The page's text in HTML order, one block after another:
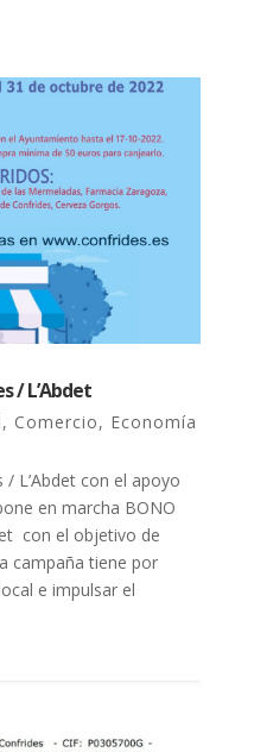
/ L’Abdet
, Comercio, Economía
L’Abdet con el apoyo
en marcha BONO
con el objetivo de
campaña tiene por
e impulsar el